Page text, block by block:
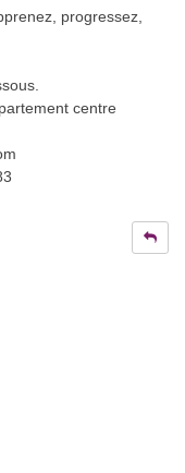
progressez,
centre